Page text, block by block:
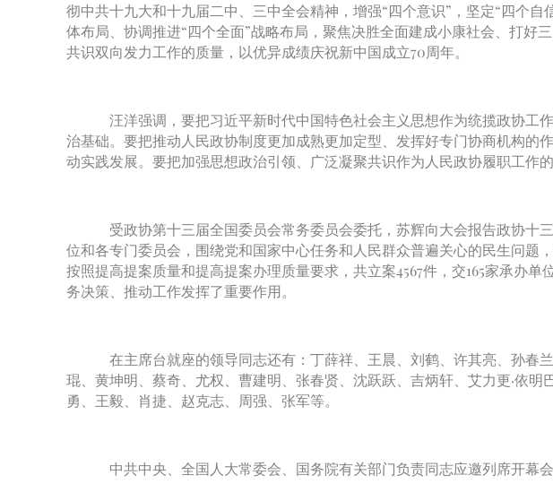
彻中共十九大和十九届二中、三中全会精神，增强“四个意识”，坚定“四个
体布局、协调推进“四个全面”战略布局，聚焦决胜全面建成小康社会、打
共识双向发力工作的质量，以优异成绩庆祝新中国成立70周年。
汪洋强调，要把习近平新时代中国特色社会主义思想作为统揽政协工
治基础。要把推动人民政协制度更加成熟更加定型、发挥好专门协商机构
动实践发展。要把加强思想政治引领、广泛凝聚共识作为人民政协履职工作
受政协第十三届全国委员会常务委员会委托，苏辉向大会报告政协十
位和各专门委员会，围绕党和国家中心任务和人民群众普遍关心的民生问题
按照提高提案质量和提高提案办理质量要求，共立案4567件，交165家承办
务决策、推动工作发挥了重要作用。
在主席台就座的领导同志还有：丁薛祥、王晨、刘鹤、许其亮、孙春
琨、黄坤明、蔡奇、尤权、曹建明、张春贤、沈跃跃、吉炳轩、艾力更·依
勇、王毅、肖捷、赵克志、周强、张军等。
中共中央、全国人大常委会、国务院有关部门负责同志应邀列席开幕